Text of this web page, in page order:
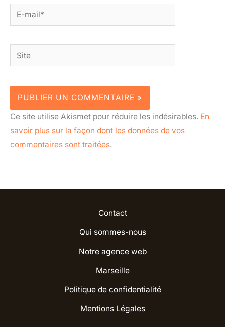
E-
mail*
Site
Ce site utilise Akismet pour réduire les indésirables. En
savoir plus sur la façon dont les données de vos
commentaires sont traitées.
Contact
Qui sommes-nous
Notre agence web
Marseille
Politique de confidentialité
Mentions Légales